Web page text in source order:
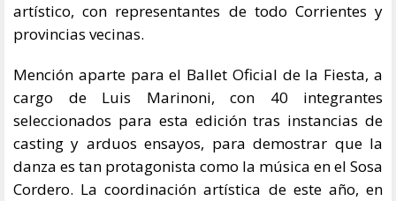
artístico, con representantes de todo Corrientes y
provincias vecinas.
Mención aparte para el Ballet Oficial de la Fiesta, a
cargo de Luis Marinoni, con 40 integrantes
seleccionados para esta edición tras instancias de
casting y arduos ensayos, para demostrar que la
danza es tan protagonista como la música en el Sosa
Cordero. La coordinación artística de este año, en